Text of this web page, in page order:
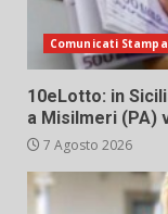
Comunicati Stampa
10eLotto: in
a Misilmeri (PA)
7 Agosto 2026